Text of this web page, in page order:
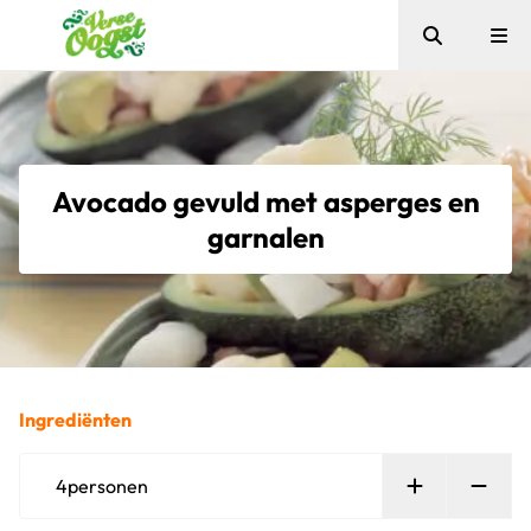
Verse Oogst
Zoeken
Avocado gevuld met asperges en
garnalen
Ingrediënten
4personen Persoon